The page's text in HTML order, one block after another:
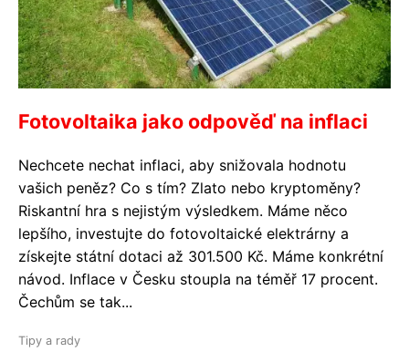
Fotovoltaika jako odpověď na inflaci
Nechcete nechat inflaci, aby snižovala hodnotu
vašich peněz? Co s tím? Zlato nebo kryptoměny?
Riskantní hra s nejistým výsledkem. Máme něco
lepšího, investujte do fotovoltaické elektrárny a
získejte státní dotaci až 301.500 Kč. Máme konkrétní
návod. Inflace v Česku stoupla na téměř 17 procent.
Čechům se tak...
Tipy a rady